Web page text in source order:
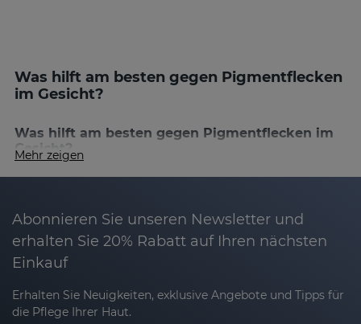
Was hilft am besten gegen Pigmentflecken
im Gesicht?
Was hilft am besten gegen Pigmentflecken im
Gesicht?
Schutz. Die Produkte von Sesderma kombinieren
wirkungsvolle Inhaltsstoffe wie Tranexamsäure,
Kojisäure und Vitamin C, die gemeinsam wirken,
um Flecken zu reduzieren, den Hautton zu
vereinheitlichen und deren erneutes Auftreten zu
verhindern.
Mehr zeigen
Abonnieren Sie unseren Newsletter und
erhalten Sie 20% Rabatt auf Ihren nächsten
Einkauf
Erhalten Sie Neuigkeiten, exklusive Angebote und Tipps für
die Pflege Ihrer Haut.